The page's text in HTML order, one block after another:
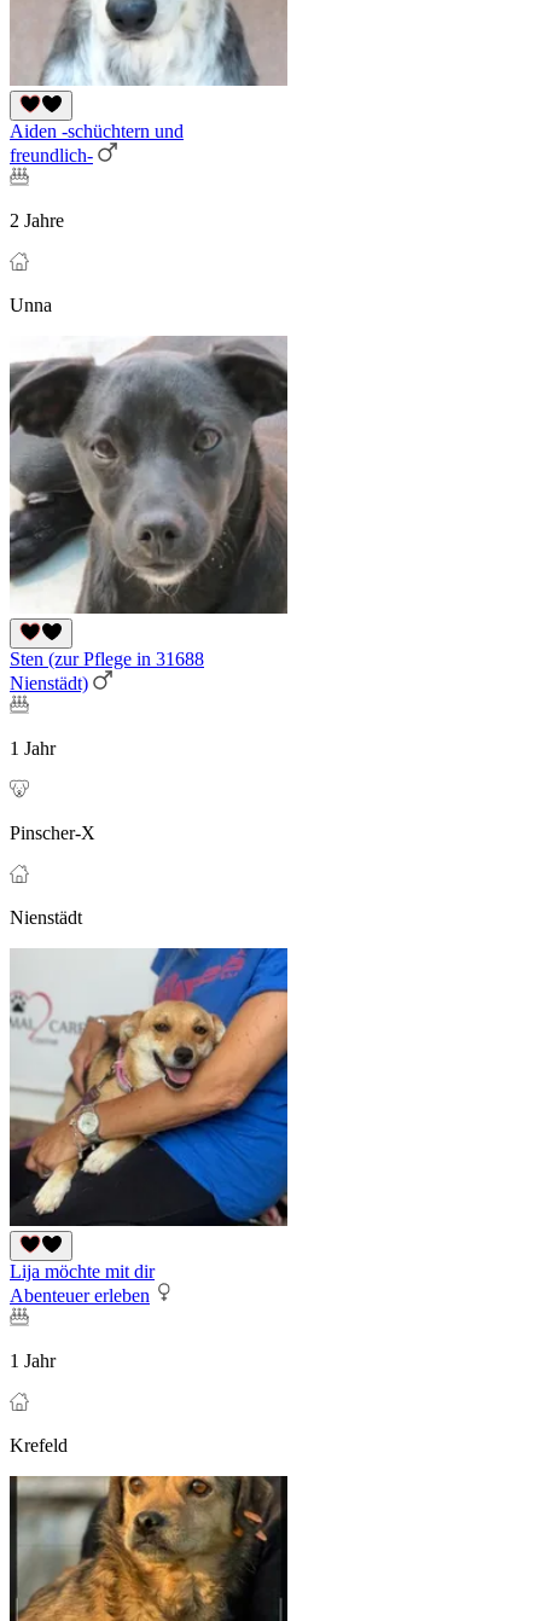
Aiden -schüchtern und
freundlich-
2 Jahre
Unna
Sten (zur Pflege in 31688
Nienstädt)
1 Jahr
Pinscher-X
Nienstädt
Lija möchte mit dir
Abenteuer erleben
1 Jahr
Krefeld